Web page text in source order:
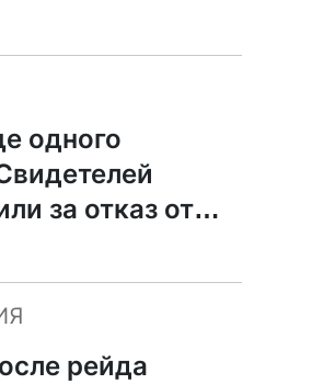
одного
за отказ от
рейда